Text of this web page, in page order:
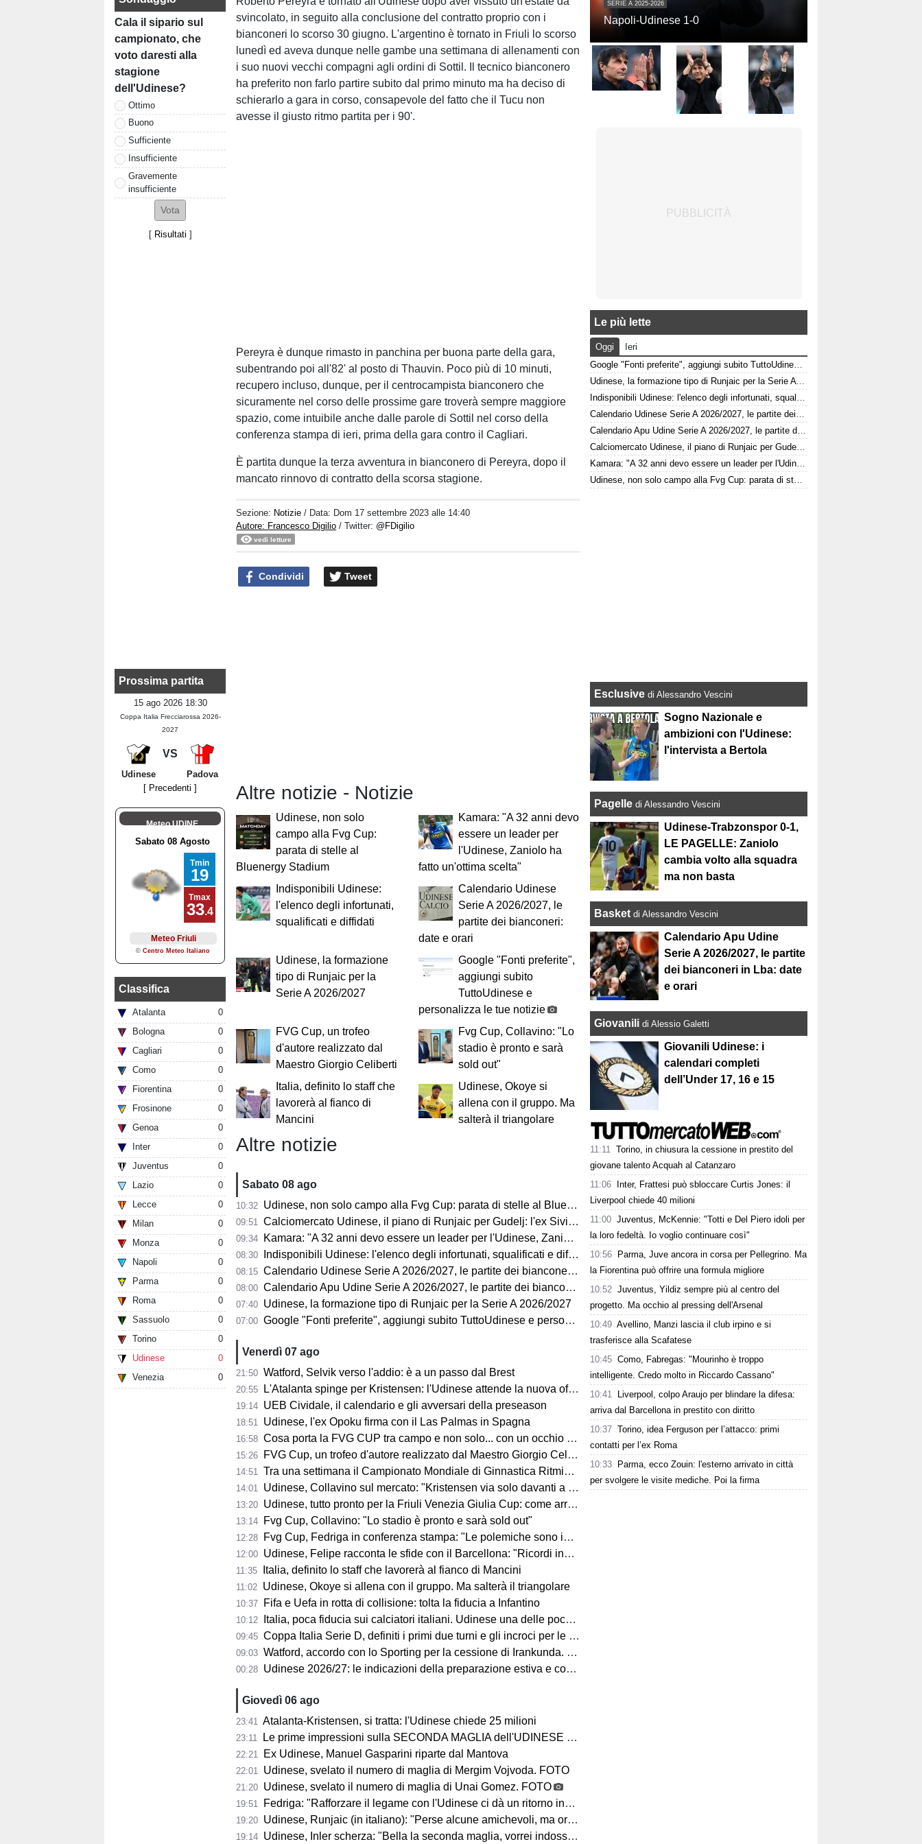
Cala il sipario sul
campionato, che
voto daresti alla
stagione
dell'Udinese?
Ottimo
Buono
Sufficiente
Insufficiente
Gravemente
insufficiente
[ Risultati ]
Prossima partita
15 ago 2026 18:30
Coppa Italia Frecciarossa 2026-
2027
VS
Udinese
Padova
[ Precedenti ]
Meteo UDINE
Classifica
Atalanta
0
Bologna
0
Cagliari
0
Como
0
Fiorentina
0
Frosinone
0
Genoa
0
Inter
0
Juventus
0
Lazio
0
Lecce
0
Milan
0
Monza
0
Napoli
0
Parma
0
Roma
0
Sassuolo
0
Torino
0
Udinese
0
Venezia
0
svincolato, in seguito alla conclusione del contratto proprio con i
bianconeri lo scorso 30 giugno. L'argentino è tornato in Friuli lo scorso
lunedì ed aveva dunque nelle gambe una settimana di allenamenti con
i suo nuovi vecchi compagni agli ordini di Sottil. Il tecnico bianconero
ha preferito non farlo partire subito dal primo minuto ma ha deciso di
schierarlo a gara in corso, consapevole del fatto che il Tucu non
avesse il giusto ritmo partita per i 90'.
Pereyra è dunque rimasto in panchina per buona parte della gara,
subentrando poi all'82' al posto di Thauvin. Poco più di 10 minuti,
recupero incluso, dunque, per il centrocampista bianconero che
sicuramente nel corso delle prossime gare troverà sempre maggiore
spazio, come intuibile anche dalle parole di Sottil nel corso della
conferenza stampa di ieri, prima della gara contro il Cagliari.
È partita dunque la terza avventura in bianconero di Pereyra, dopo il
mancato rinnovo di contratto della scorsa stagione.
Sezione: Notizie / Data: Dom 17 settembre 2023 alle 14:40
Autore: Francesco Digilio / Twitter: @FDigilio
vedi letture
Condividi Tweet
Altre notizie - Notizie
Udinese, non solo
campo alla Fvg Cup:
parata di stelle al
Bluenergy Stadium
Kamara: "A 32 anni devo
essere un leader per
l'Udinese, Zaniolo ha
fatto un'ottima scelta"
Indisponibili Udinese:
l'elenco degli infortunati,
squalificati e diffidati
Calendario Udinese
Serie A 2026/2027, le
partite dei bianconeri:
date e orari
Udinese, la formazione
tipo di Runjaic per la
Serie A 2026/2027
Google "Fonti preferite",
aggiungi subito
TuttoUdinese e
personalizza le tue notizie
FVG Cup, un trofeo
d'autore realizzato dal
Maestro Giorgio Celiberti
Fvg Cup, Collavino: "Lo
stadio è pronto e sarà
sold out"
Italia, definito lo staff che
lavorerà al fianco di
Mancini
Udinese, Okoye si
allena con il gruppo. Ma
salterà il triangolare
Altre notizie
Sabato 08 ago
10:32 Udinese, non solo campo alla Fvg Cup: parata di stelle al Bluenergy Stadium
09:51 Calciomercato Udinese, il piano di Runjaic per Gudelj: l'ex Siviglia avrà un nuovo ruolo
09:34 Kamara: "A 32 anni devo essere un leader per l'Udinese, Zaniolo ha fatto un'ottima scelta"
08:30 Indisponibili Udinese: l'elenco degli infortunati, squalificati e diffidati
08:15 Calendario Udinese Serie A 2026/2027, le partite dei bianconeri: date e orari
08:00 Calendario Apu Udine Serie A 2026/2027, le partite dei bianconeri in Lba: date e orari
07:40 Udinese, la formazione tipo di Runjaic per la Serie A 2026/2027
07:00 Google "Fonti preferite", aggiungi subito TuttoUdinese e personalizza le tue notizie
Venerdì 07 ago
21:50 Watford, Selvik verso l'addio: è a un passo dal Brest
20:55 L'Atalanta spinge per Kristensen: l'Udinese attende la nuova offerta
19:14 UEB Cividale, il calendario e gli avversari della preseason
18:51 Udinese, l'ex Opoku firma con il Las Palmas in Spagna
16:58 Cosa porta la FVG CUP tra campo e non solo... con un occhio sempre al MERCATO
15:26 FVG Cup, un trofeo d'autore realizzato dal Maestro Giorgio Celiberti
14:51 Tra una settimana il Campionato Mondiale di Ginnastica Ritmica: ci sarà Tara Dragas
14:01 Udinese, Collavino sul mercato: "Kristensen via solo davanti a un'offerta irrinunciabile. Portiere? Stiamo lavorando"
13:20 Udinese, tutto pronto per la Friuli Venezia Giulia Cup: come arrivano Barcellona e Nottingham?
13:14 Fvg Cup, Collavino: "Lo stadio è pronto e sarà sold out"
12:28 Fvg Cup, Fedriga in conferenza stampa: "Le polemiche sono inutili"
12:00 Udinese, Felipe racconta le sfide con il Barcellona: "Ricordi indelebili"
11:35 Italia, definito lo staff che lavorerà al fianco di Mancini
11:02 Udinese, Okoye si allena con il gruppo. Ma salterà il triangolare
10:37 Fifa e Uefa in rotta di collisione: tolta la fiducia a Infantino
10:12 Italia, poca fiducia sui calciatori italiani. Udinese una delle poche eccezioni
09:45 Coppa Italia Serie D, definiti i primi due turni e gli incroci per le friulane
09:03 Watford, accordo con lo Sporting per la cessione di Irankunda. Le cifre
00:28 Udinese 2026/27: le indicazioni della preparazione estiva e cosa ci dicono sul campionato in arrivo
Giovedì 06 ago
23:41 Atalanta-Kristensen, si tratta: l'Udinese chiede 25 milioni
23:11 Le prime impressioni sulla SECONDA MAGLIA dell'UDINESE 2026/2027
22:21 Ex Udinese, Manuel Gasparini riparte dal Mantova
22:01 Udinese, svelato il numero di maglia di Mergim Vojvoda. FOTO
21:20 Udinese, svelato il numero di maglia di Unai Gomez. FOTO
19:51 Fedriga: "Rafforzare il legame con l'Udinese ci dà un ritorno incredibile"
19:20 Udinese, Runjaic (in italiano): "Perse alcune amichevoli, ma ora arrivano le gare che conta vincere"
19:14 Udinese, Inler scherza: "Bella la seconda maglia, vorrei indossarla"
SERIE A 2025-2026
Napoli-Udinese 1-0
Le più lette
Oggi
Ieri
Google "Fonti preferite", aggiungi subito TuttoUdinese e personalizza le tue notizie
Udinese, la formazione tipo di Runjaic per la Serie A 2026/2027
Indisponibili Udinese: l'elenco degli infortunati, squalificati e diffidati
Calendario Udinese Serie A 2026/2027, le partite dei bianconeri: date e orari
Calendario Apu Udine Serie A 2026/2027, le partite dei bianconeri in Lba: date e orari
Calciomercato Udinese, il piano di Runjaic per Gudelj: l'ex Siviglia avrà un nuovo ruolo
Kamara: "A 32 anni devo essere un leader per l'Udinese, Zaniolo ha fatto un'ottima scelta"
Udinese, non solo campo alla Fvg Cup: parata di stelle al Bluenergy Stadium
Esclusive di Alessandro Vescini
Sogno Nazionale e
ambizioni con l'Udinese:
l'intervista a Bertola
Pagelle di Alessandro Vescini
Udinese-Trabzonspor 0-1,
LE PAGELLE: Zaniolo
cambia volto alla squadra
ma non basta
Basket di Alessandro Vescini
Calendario Apu Udine
Serie A 2026/2027, le partite
dei bianconeri in Lba: date
e orari
Giovanili di Alessio Galetti
Giovanili Udinese: i
calendari completi
dell’Under 17, 16 e 15
11:11 Torino, in chiusura la cessione in prestito del
giovane talento Acquah al Catanzaro
11:06
Inter, Frattesi può sbloccare Curtis Jones: il
Liverpool chiede 40 milioni
11:00 Juventus, McKennie: "Totti e Del Piero idoli per
la loro fedeltà. Io voglio continuare così"
10:56
Parma, Juve ancora in corsa per Pellegrino. Ma
la Fiorentina può offrire una formula migliore
10:52 Juventus, Yildiz sempre più al centro del
progetto. Ma occhio al pressing dell'Arsenal
10:49 Avellino, Manzi lascia il club irpino e si
trasferisce alla Scafatese
10:45 Como, Fabregas: "Mourinho è troppo
intelligente. Credo molto in Riccardo Cassano"
10:41
Liverpool, colpo Araujo per blindare la difesa:
arriva dal Barcellona in prestito con diritto
10:37 Torino, idea Ferguson per l’attacco: primi
contatti per l’ex Roma
10:33
Parma, ecco Zouin: l'esterno arrivato in città
per svolgere le visite mediche. Poi la firma